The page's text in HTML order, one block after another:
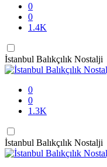
0
0
1.4K
İstanbul Balıkçılık Nostalji
0
0
1.3K
İstanbul Balıkçılık Nostalji